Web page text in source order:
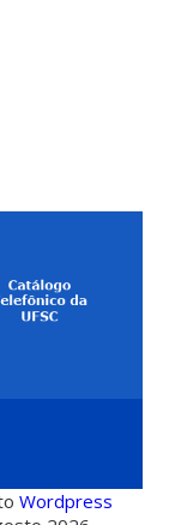
Wordpress